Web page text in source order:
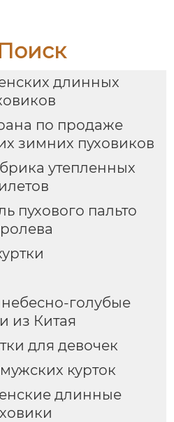
длинных
по продаже
зимних пуховиков
утепленных
пухового пальто
голубые
из Китая
для девочек
курток
длинные